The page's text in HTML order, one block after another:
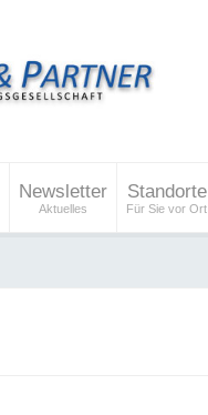
Newsletter
Aktuelles
Standorte
Für Sie vor Ort